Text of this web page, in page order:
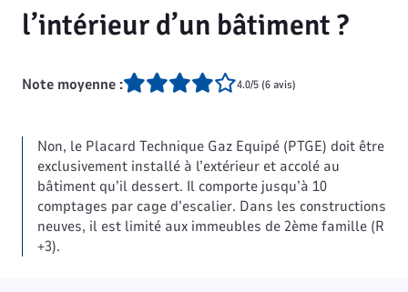
l’intérieur d’un bâtiment ?
Note moyenne : 4.0/5 (6 avis)
Non, le Placard Technique Gaz Equipé (PTGE) doit être
exclusivement installé à l’extérieur et accolé au
bâtiment qu’il dessert. Il comporte jusqu’à 10
comptages par cage d’escalier. Dans les constructions
neuves, il est limité aux immeubles de 2ème famille (R
+3).